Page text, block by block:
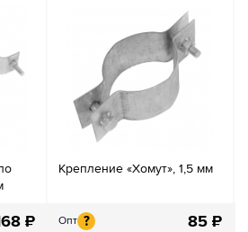
₽
Крепление «Хомут», 1,5 мм
Опт ? 85 ₽